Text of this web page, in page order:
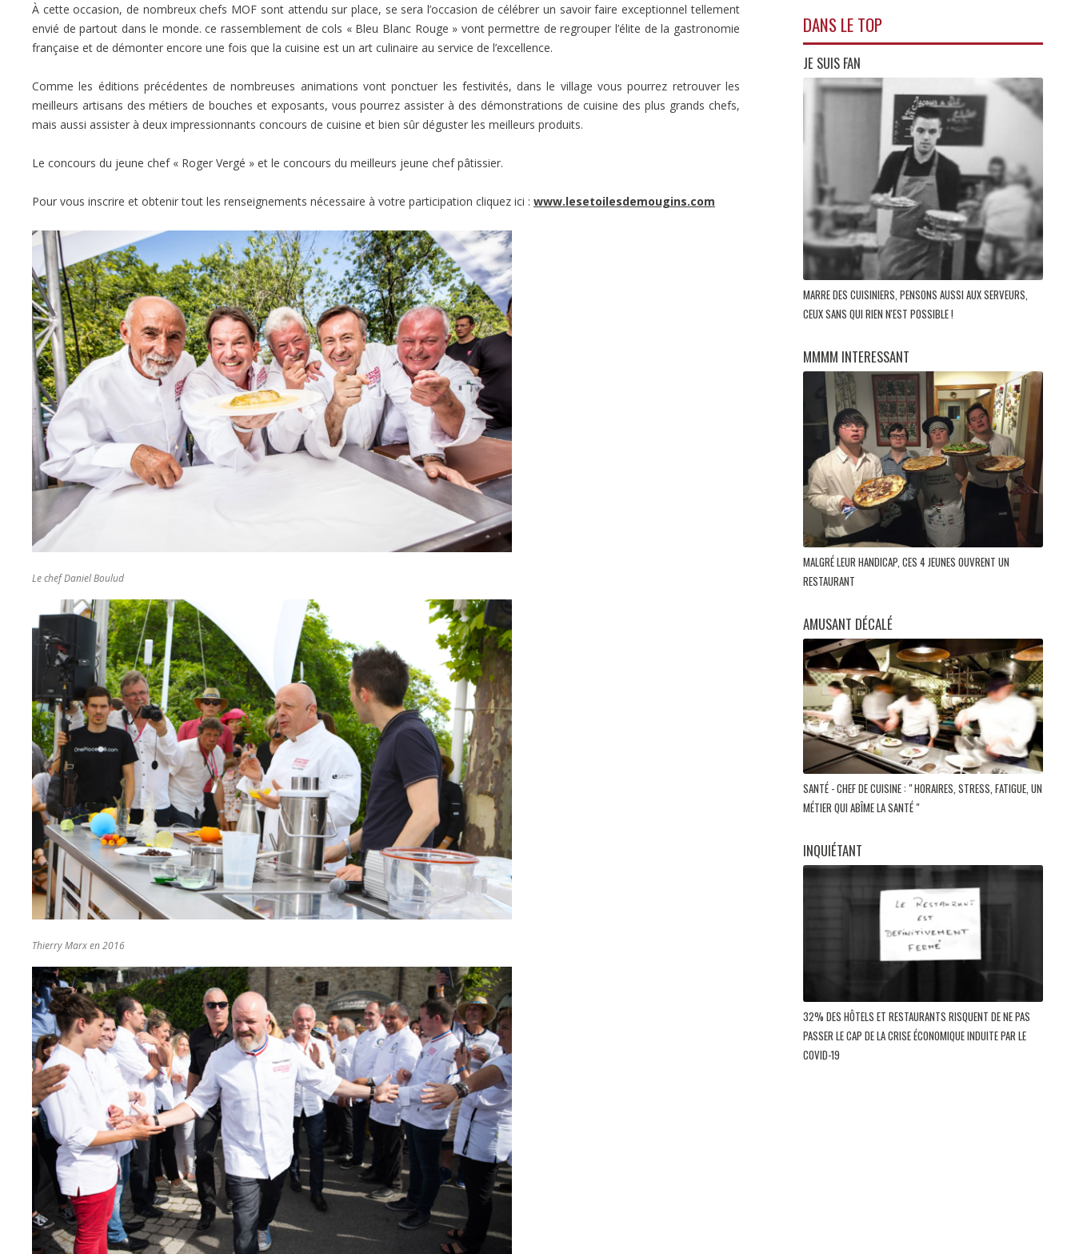
À cette occasion, de nombreux chefs MOF sont attendu sur place, se sera l’occasion de célébrer un savoir faire exceptionnel tellement
envié de partout dans le monde. ce rassemblement de cols « Bleu Blanc Rouge » vont permettre de regrouper l’élite de la gastronomie
française et de démonter encore une fois que la cuisine est un art culinaire au service de l’excellence.
Comme les éditions précédentes de nombreuses animations vont ponctuer les festivités, dans le village vous pourrez retrouver les
meilleurs artisans des métiers de bouches et exposants, vous pourrez assister à des démonstrations de cuisine des plus grands chefs,
mais aussi assister à deux impressionnants concours de cuisine et bien sûr déguster les meilleurs produits.
Le concours du jeune chef « Roger Vergé » et le concours du meilleurs jeune chef pâtissier.
Pour vous inscrire et obtenir tout les renseignements nécessaire à votre participation cliquez ici : www.lesetoilesdemougins.com
Le chef Daniel Boulud
Thierry Marx en 2016
DANS LE TOP
JE SUIS FAN
MARRE DES CUISINIERS, PENSONS AUSSI AUX SERVEURS,
CEUX SANS QUI RIEN N'EST POSSIBLE !
MMMM INTERESSANT
MALGRÉ LEUR HANDICAP, CES 4 JEUNES OUVRENT UN
RESTAURANT
AMUSANT DÉCALÉ
SANTÉ - CHEF DE CUISINE : " HORAIRES, STRESS, FATIGUE, UN
MÉTIER QUI ABÎME LA SANTÉ "
INQUIÉTANT
32% DES HÔTELS ET RESTAURANTS RISQUENT DE NE PAS
PASSER LE CAP DE LA CRISE ÉCONOMIQUE INDUITE PAR LE
COVID-19